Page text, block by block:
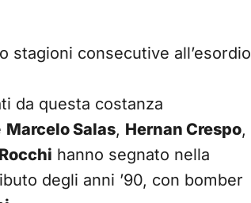
stagioni consecutive all’esordio
da questa costanza
Marcelo Salas, Hernan Crespo,
hanno segnato nella
degli anni ’90, con bomber